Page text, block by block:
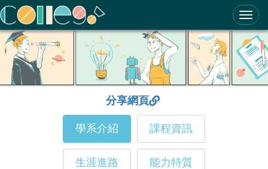
ColleGo! 大學選才與高中育才輔助系統
分享網頁
學系介紹 課程資訊
生涯進路 能力特質